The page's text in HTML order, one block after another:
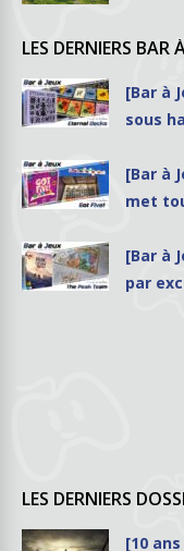
LES DERNIERS BAR
[Bar à
sous
[Bar à
met
[Bar à
par
LES DERNIERS
[10